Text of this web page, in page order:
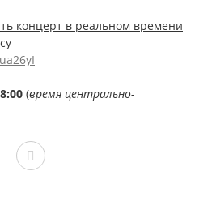
концерт в реальном времени
(время центрально-
Светлана